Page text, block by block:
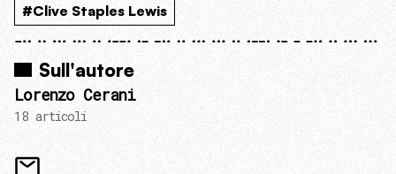
#Clive Staples Lewis
Sull'autore
Lorenzo Cerani
18 articoli